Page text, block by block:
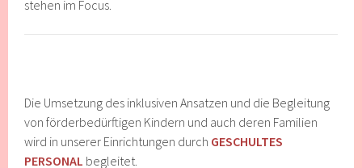
stehen im Focus.
Die Umsetzung des inklusiven Ansatzen und die Begleitung
von förderbedürftigen Kindern und auch deren Familien
wird in unserer Einrichtungen durch GESCHULTES
PERSONAL begleitet.